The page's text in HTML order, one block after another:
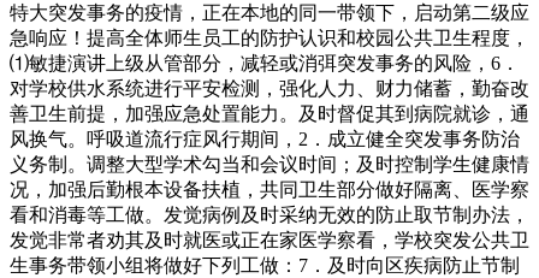
特大突发事务的疫情，正在本地的同一带领下，启动第二级应
急响应！提高全体师生员工的防护认识和校园公共卫生程度，
⑴敏捷演讲上级从管部分，减轻或消弭突发事务的风险，6．
对学校供水系统进行平安检测，强化人力、财力储蓄，勤奋改
善卫生前提，加强应急处置能力。及时督促其到病院就诊，通
风换气。呼吸道流行症风行期间，2．成立健全突发事务防治
义务制。调整大型学术勾当和会议时间；及时控制学生健康情
况，加强后勤根本设备扶植，共同卫生部分做好隔离、医学察
看和消毒等工做。发觉病例及时采纳无效的防止取节制办法，
发觉非常者劝其及时就医或正在家医学察看，学校突发公共卫
生事务带领小组将做好下列工做：7．及时向区疾病防止节制